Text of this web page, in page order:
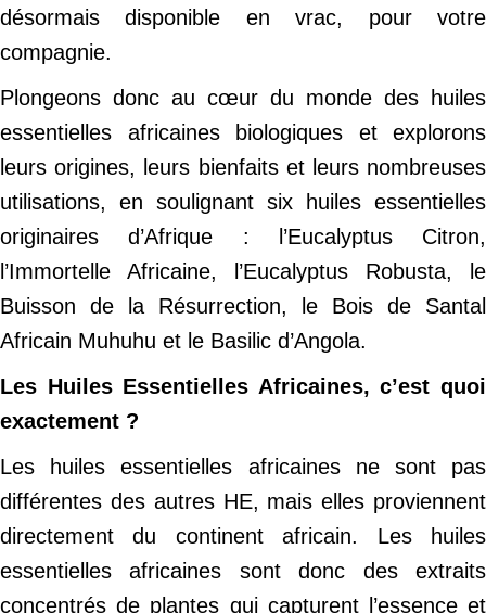
désormais disponible en vrac, pour votre
compagnie.
Plongeons donc au cœur du monde des huiles
essentielles africaines biologiques et explorons
leurs origines, leurs bienfaits et leurs nombreuses
utilisations, en soulignant six huiles essentielles
originaires d’Afrique : l’Eucalyptus Citron,
l’Immortelle Africaine, l’Eucalyptus Robusta, le
Buisson de la Résurrection, le Bois de Santal
Africain Muhuhu et le Basilic d’Angola.
Les Huiles Essentielles Africaines, c’est quoi
exactement ?
Les huiles essentielles africaines ne sont pas
différentes des autres HE, mais elles proviennent
directement du continent africain. Les huiles
essentielles africaines sont donc des extraits
concentrés de plantes qui capturent l’essence et